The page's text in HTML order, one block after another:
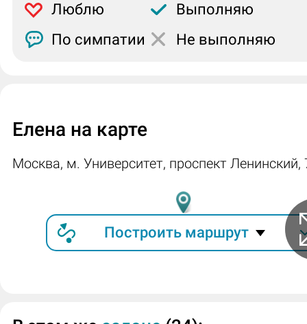
Люблю
Выполняю
По симпатии
Не выполняю
Елена на карте
Москва, м. Университет, проспект Ленинский,
Построить маршрут